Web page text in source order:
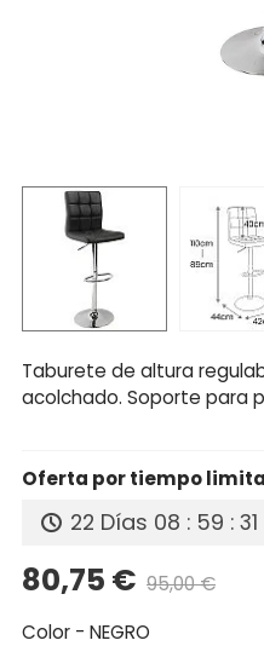
Taburete de altura
acolchado. Soporte para
Oferta por tiempo
22 Días 08 : 59 : 31
80,75 € 95,00 €
Color - NEGRO